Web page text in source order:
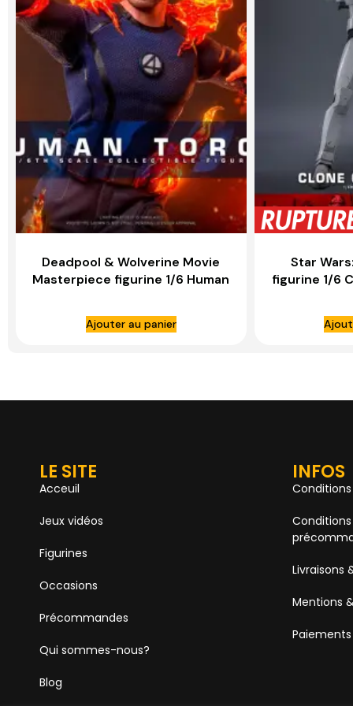
Deadpool & Wolverine Movie
Masterpiece figurine 1/6 Human
Ajouter au panier
Star
figurine 1/6
LE SITE
Acceuil
Jeux vidéos
Figurines
Occasions
Précommandes
Qui sommes-nous?
Blog
INFOS
Livraisons
Mentions
Paiements